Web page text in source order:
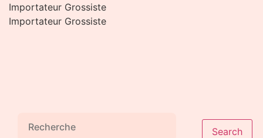
Aller
au
Importateur Grossiste
Importateur Grossiste
Search